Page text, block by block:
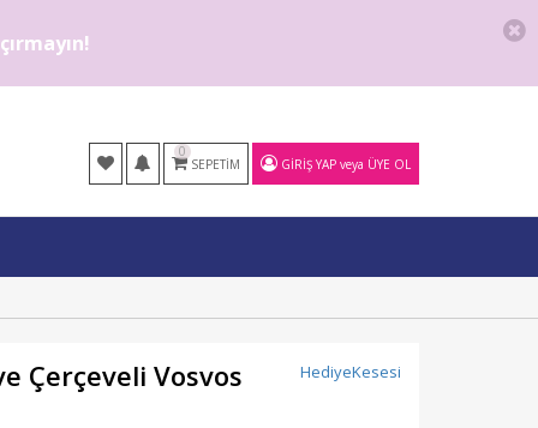
0
SEPETIM GIRIŞ YAP veya ÜYE OL
HediyeKesesi
Çerçeveli Vosvos